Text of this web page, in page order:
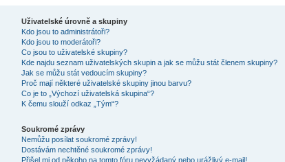
Uživatelské úrovně a skupiny
Kdo jsou to administrátoři?
Kdo jsou to moderátoři?
Co jsou to uživatelské skupiny?
Kde najdu seznam uživatelských skupin a jak se můžu stát členem skupiny?
Jak se můžu stát vedoucím skupiny?
Proč mají některé uživatelské skupiny jinou barvu?
Co je to „Výchozí uživatelská skupina“?
K čemu slouží odkaz „Tým“?
Soukromé zprávy
Nemůžu posílat soukromé zprávy!
Dostávám nechtěné soukromé zprávy!
Přišel mi od někoho na tomto fóru nevyžádaný nebo urážlivý e-mail!